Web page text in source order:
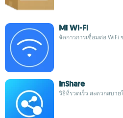
Mi Wi-Fi
จัดการการเชื่อมต่อ
InShare
วิธีที่รวดเร็ว สะดวกสบา